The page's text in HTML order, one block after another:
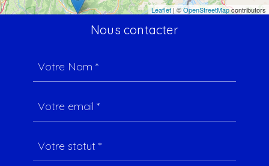
Leaflet | ©OpenStreetMapcontributors
Nous contacter